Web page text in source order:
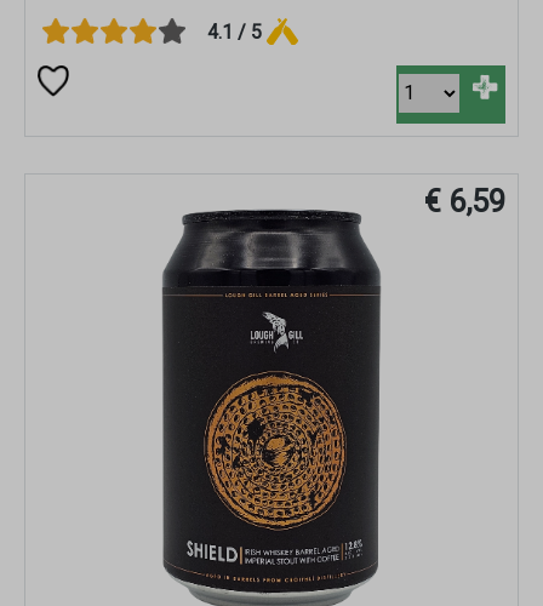
4.1 / 5
+
€ 6,59